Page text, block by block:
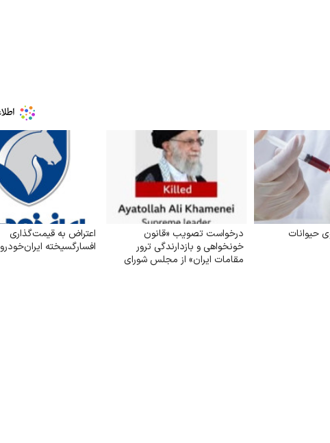
حیوانات
درخواست تصویب «قانون
خونخواهی و بازدارندگی ترور
مقامات ایران» از مجلس شورای
اعتراض به قیمت‌گذاری
افسارگسیخته ایران‌خودرو